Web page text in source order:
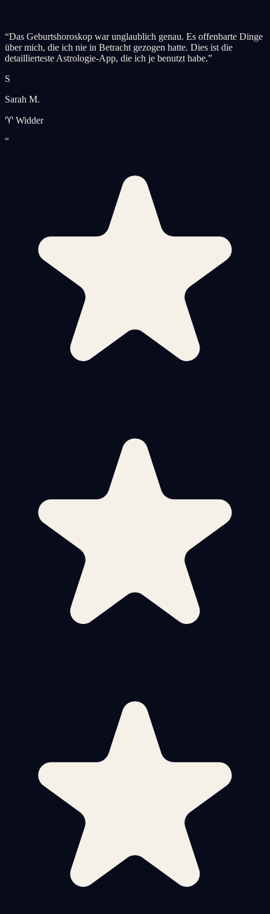
“Das Geburtshoroskop war unglaublich genau. Es offenbarte Dinge
über mich, die ich nie in Betracht gezogen hatte. Dies ist die
detaillierteste Astrologie-App, die ich je benutzt habe.”
S
Sarah M.
♈ Widder
“